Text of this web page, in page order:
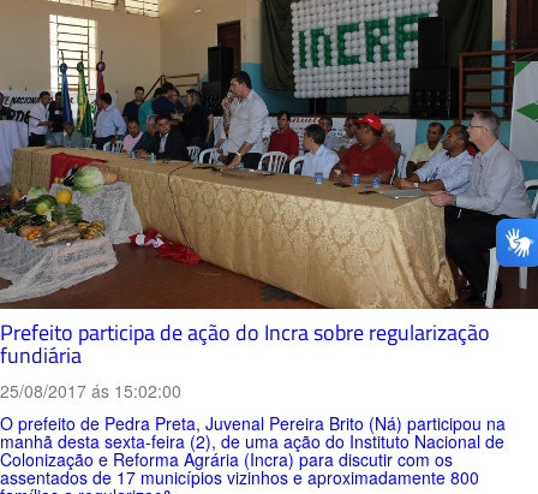
Prefeito participa de ação do Incra sobre regularização
fundiária
25/08/2017 ás 15:02:00
O prefeito de Pedra Preta, Juvenal Pereira Brito (Ná) participou na
manhã desta sexta-feira (2), de uma ação do Instituto Nacional de
Colonização e Reforma Agrária (Incra) para discutir com os
assentados de 17 municípios vizinhos e aproximadamente 800